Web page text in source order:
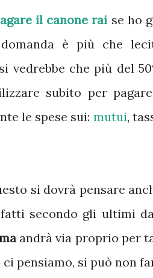
il canone rai se ho
è più che
vedrebbe che più del
subito per
le spese sui: mutui,
si dovrà pensare
secondo gli ultimi
andrà via proprio per
pensiamo, si può non